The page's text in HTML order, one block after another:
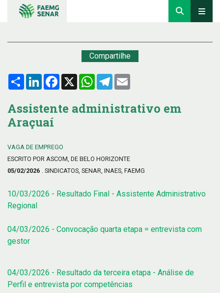
Compartilhe
Compartilhar
LinkedInFacebook
X WhatsApp
Telegram
Assistente administrativo em
Araçuaí
VAGA DE EMPREGO
ESCRITO POR ASCOM, DE BELO HORIZONTE
05/02/2026 . SINDICATOS, SENAR, INAES, FAEMG
10/03/2026 - Resultado Final - Assistente Administrativo
Regional
04/03/2026 - Convocação quarta etapa = entrevista com
gestor
04/03/2026 - Resultado da terceira etapa - Análise de
Perfil e entrevista por competências